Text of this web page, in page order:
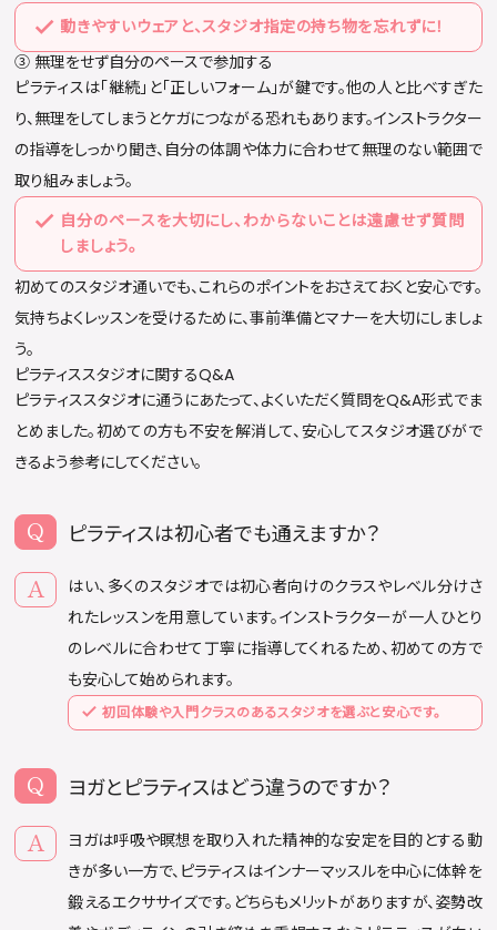
動きやすいウェアと、スタジオ指定の持ち物を忘れずに！
③ 無理をせず自分のペースで参加する
ピラティスは「継続」と「正しいフォーム」が鍵です。他の人と比べすぎた
り、無理をしてしまうとケガにつながる恐れもあります。インストラクター
の指導をしっかり聞き、自分の体調や体力に合わせて無理のない範囲で
取り組みましょう。
自分のペースを大切にし、わからないことは遠慮せず質問
しましょう。
初めてのスタジオ通いでも、これらのポイントをおさえておくと安心です。
気持ちよくレッスンを受けるために、事前準備とマナーを大切にしましょ
う。
ピラティススタジオに関するQ&A
ピラティススタジオに通うにあたって、よくいただく質問をQ&A形式でま
とめました。初めての方も不安を解消して、安心してスタジオ選びがで
きるよう参考にしてください。
ピラティスは初心者でも通えますか？
はい、多くのスタジオでは初心者向けのクラスやレベル分けさ
れたレッスンを用意しています。インストラクターが一人ひとり
のレベルに合わせて丁寧に指導してくれるため、初めての方で
も安心して始められます。
初回体験や入門クラスのあるスタジオを選ぶと安心です。
ヨガとピラティスはどう違うのですか？
ヨガは呼吸や瞑想を取り入れた精神的な安定を目的とする動
きが多い一方で、ピラティスはインナーマッスルを中心に体幹を
鍛えるエクササイズです。どちらもメリットがありますが、姿勢改